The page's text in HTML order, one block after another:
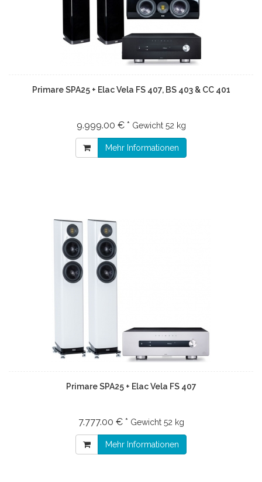
Primare SPA25 + Elac Vela FS 407, BS 403 & CC 401
9.999.00 € * Gewicht 52 kg
Mehr Informationen
Primare SPA25 + Elac Vela FS 407
7.777.00 € * Gewicht 52 kg
Mehr Informationen